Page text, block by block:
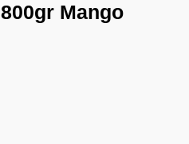
800gr Mango